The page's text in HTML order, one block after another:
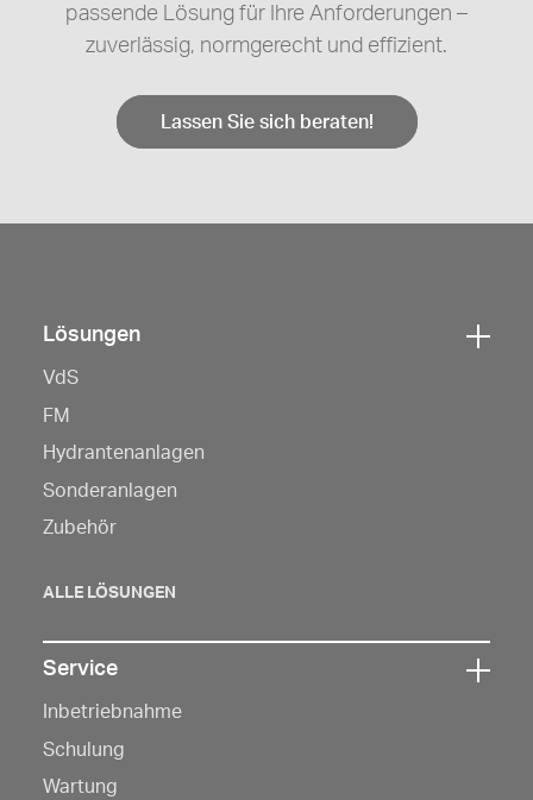
passende Lösung für Ihre Anforderungen –
zuverlässig, normgerecht und effizient.
Lassen Sie sich beraten!
Klicken
Sie
hier,
um
die
Lösungen
VdS
FM
Hydrantenanlagen
Sonderanlagen
Zubehör
ALLE LÖSUNGEN
Sie
hier,
um
Service
Inbetriebnahme
Schulung
Wartung